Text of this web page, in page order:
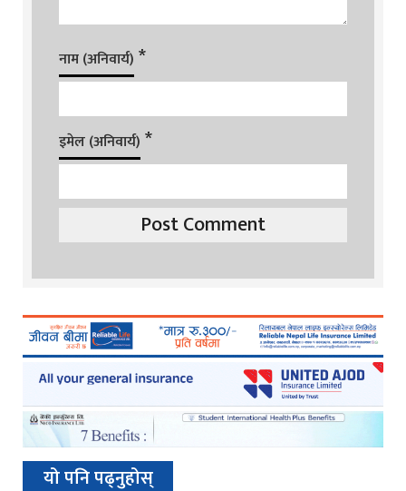
नाम (अनिवार्य) *
इमेल (अनिवार्य) *
यो पनि पढ्नुहोस्